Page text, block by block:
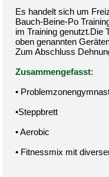
Es handelt sich um
Bauch-Beine-Po
im Training genutzt.Die
oben genannten
Zum Abschluss
Zusammengefasst:
•
•Steppbrett
• Aerobic
• Fitnessmix mit